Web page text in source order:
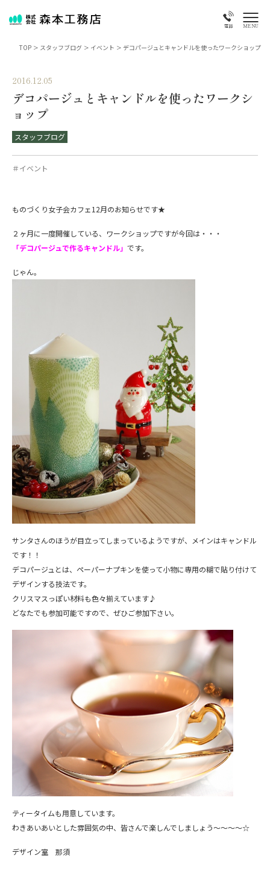
電話 MENU
TOP > スタッフブログ > イベント > デコパージュとキャンドルを使ったワークショップ
2016.12.05
デコパージュとキャンドルを使ったワークシ
ョップ
スタッフブログ
＃イベント
ものづくり女子会カフェ12月のお知らせです★
２ヶ月に一度開催している、ワークショップですが今回は・・・
「デコパージュで作るキャンドル」 です。
じゃん。
サンタさんのほうが目立ってしまっているようですが、メインはキャンドル
です！！
デコパージュとは、ペーパーナプキンを使って小物に専用の糊で貼り付けて
デザインする技法です。
クリスマスっぽい材料も色々揃えています♪
どなたでも参加可能ですので、ぜひご参加下さい。
ティータイムも用意しています。
わきあいあいとした雰囲気の中、皆さんで楽しんでしましょう～～～～☆
デザイン室 那須